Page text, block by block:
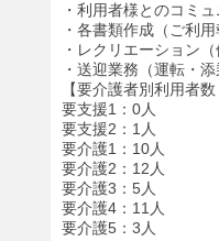
・利用者様とのコミ
・各書類作成（ご利
・レクリエーション
・送迎業務（運転・添
【要介護者別利用者
要支援1：0人
要支援2：1人
要介護1：10人
要介護2：12人
要介護3：5人
要介護4：11人
要介護5：3人